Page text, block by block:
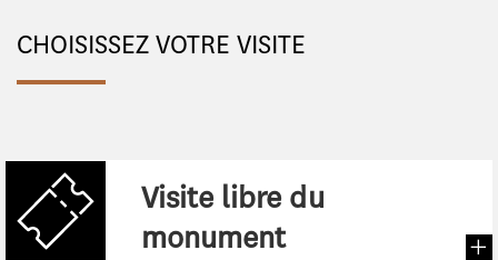
CHOISISSEZ VOTRE VISITE
Visite libre du
monument: